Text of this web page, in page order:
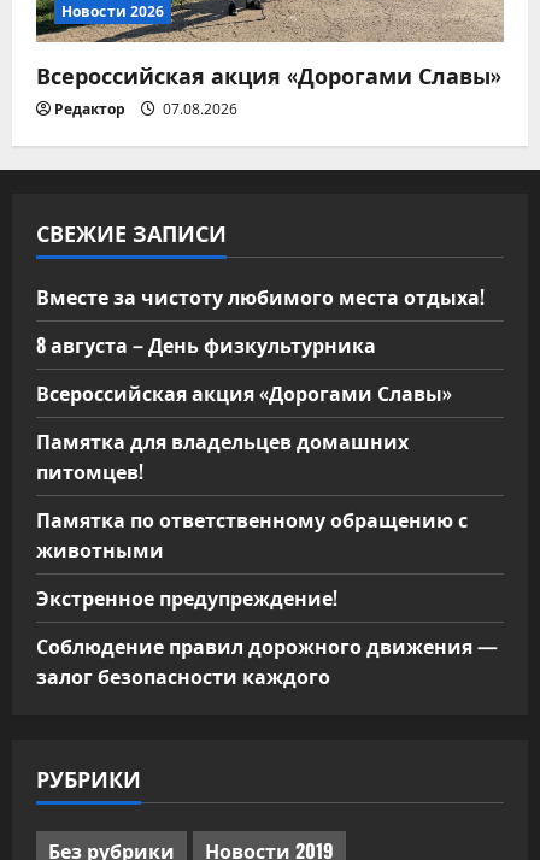
Новости 2026
Всероссийская акция «Дорогами Славы»
Редактор 07.08.2026
СВЕЖИЕ ЗАПИСИ
Вместе за чистоту любимого места отдыха!
8 августа – День физкультурника
Всероссийская акция «Дорогами Славы»
Памятка для владельцев домашних
питомцев!
Памятка по ответственному обращению с
животными
Экстренное предупреждение!
Соблюдение правил дорожного движения —
залог безопасности каждого
РУБРИКИ
Без рубрики Новости 2019